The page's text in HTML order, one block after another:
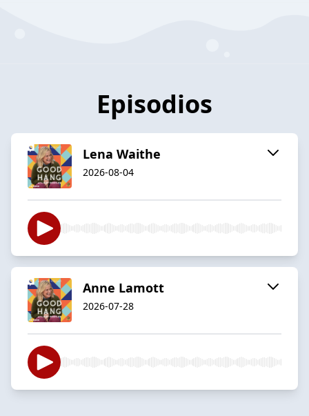
Episodios
Lena Waithe
2026-08-04
Anne Lamott
2026-07-28